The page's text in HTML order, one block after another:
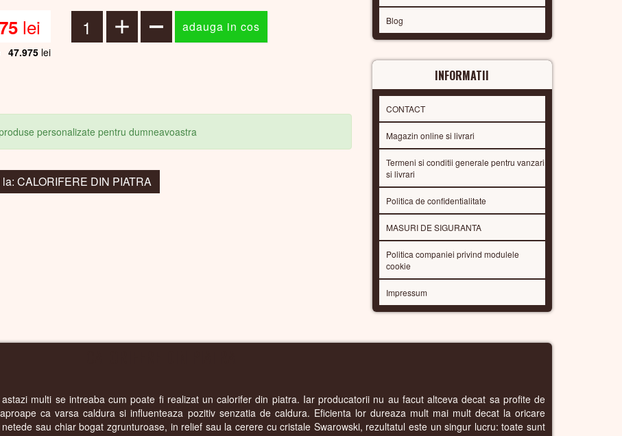
lei
47.975lei
personalizate pentru dumneavoastra
CALORIFERE DIN PIATRA
Blog
INFORMATII
CONTACT
Magazin online si livrari
Termeni si conditii generale pentru vanzari
si livrari
Politica de confidentialitate
MASURI DE SIGURANTA
Politica companiei privind modulele
cookie
Impressum
multi se intreaba cum poate fi realizat un calorifer din piatra. Iar producatorii nu au facut altceva decat sa profite de
ca varsa caldura si influenteaza pozitiv senzatia de caldura. Eficienta lor dureaza mult mai mult decat la oricare
sau chiar bogat zgrunturoase, in relief sau la cerere cu cristale Swarowski, rezultatul este un singur lucru: toate sunt